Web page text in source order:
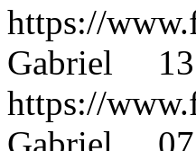
https://
Gabriel
https://